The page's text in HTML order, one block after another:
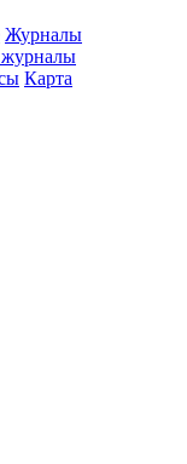
Журналы
журналы
Карта